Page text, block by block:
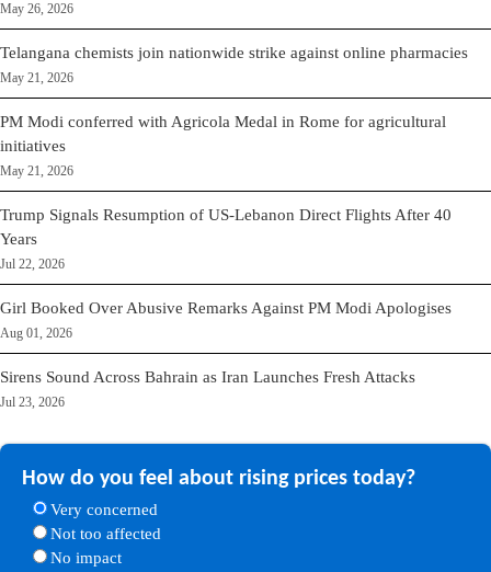
May 26, 2026
Telangana chemists join nationwide strike against online pharmacies
May 21, 2026
PM Modi conferred with Agricola Medal in Rome for agricultural
initiatives
May 21, 2026
Trump Signals Resumption of US-Lebanon Direct Flights After 40
Years
Jul 22, 2026
Girl Booked Over Abusive Remarks Against PM Modi Apologises
Aug 01, 2026
Sirens Sound Across Bahrain as Iran Launches Fresh Attacks
Jul 23, 2026
How do you feel about rising prices today?
Very concerned
Not too affected
No impact